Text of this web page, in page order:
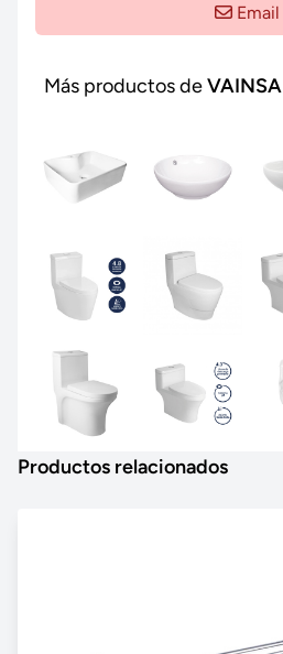
Email
Más productos deVAINSA
Productos relacionados